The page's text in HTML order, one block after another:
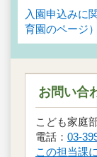
入園申込みに
育園のページ）
お問い合
こども家
電話： 03-
この担当課